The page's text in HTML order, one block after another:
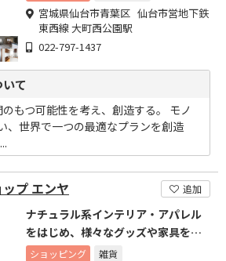
宮城県仙台市青葉区 仙台市営地下鉄
東西線 大町西公園駅
022-797-1437
て
もつ可能性を考え、創造する。 モノ
、世界で一つの最適なプランを創造
プ エンヤ 追加
ナチュラル系インテリア・アパレル
をはじめ、様々なグッズや家具を取
り揃えています
ショッピング 雑貨